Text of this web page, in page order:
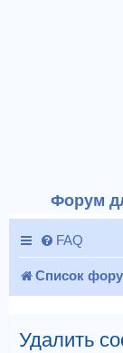
Форум
FAQ
Список
Удалить